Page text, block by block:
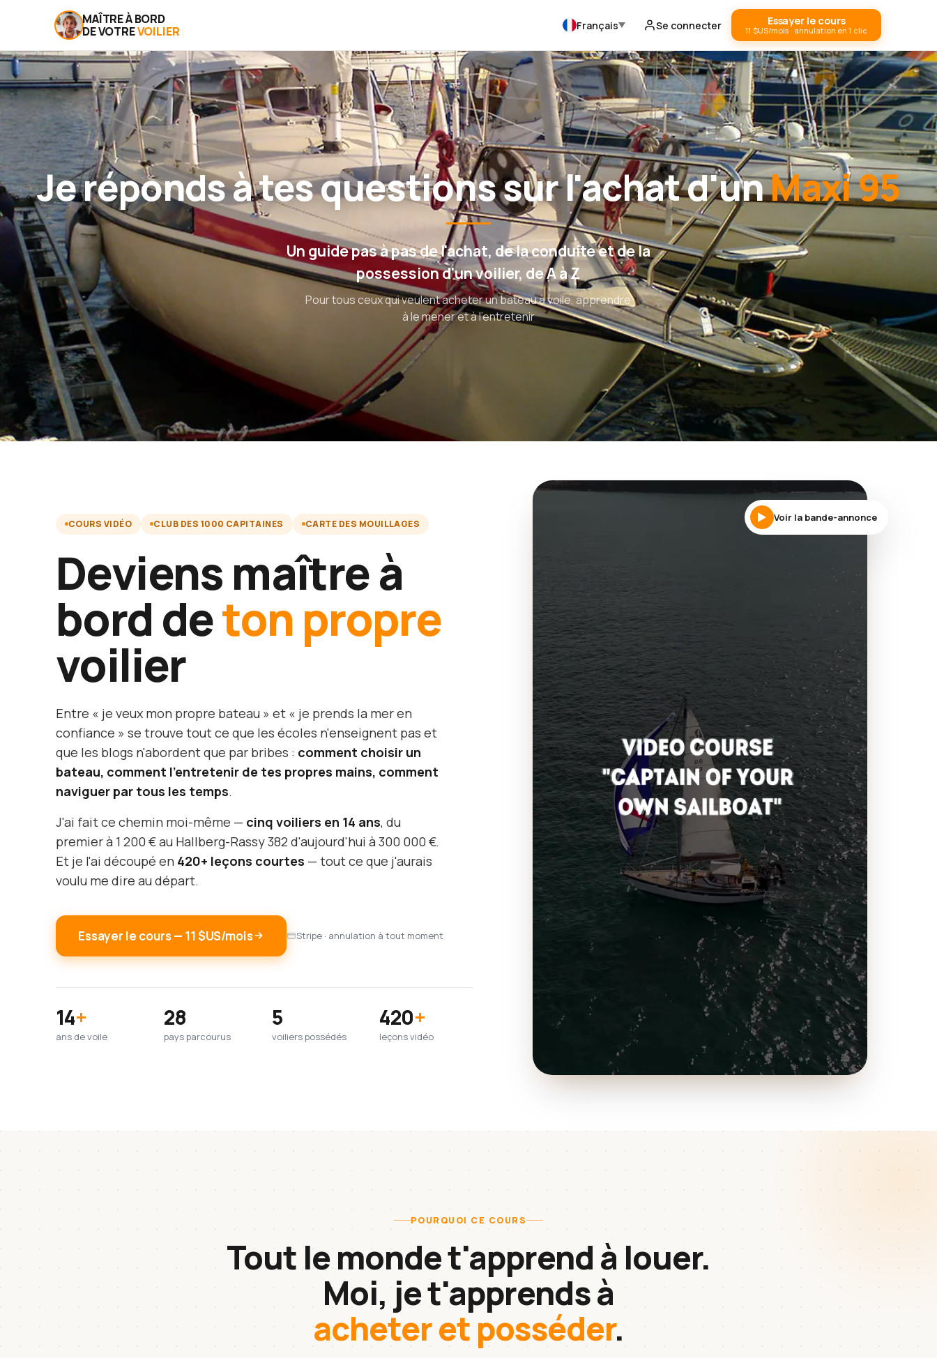
MAÎTRE À BORD
DE VOTREVOILIER Français Se connecter Essayer le cours
11 $US/mois · annulation en 1 clic
Je réponds à tes questions sur l'achat d'unMaxi 95
Un guide pas à pas de l'achat, de la conduite et de la
possession d'un voilier, de A à Z
Pour tous ceux qui veulent acheter un bateau à voile, apprendre
à le mener et à l'entretenir
COURS VIDÉO CLUB DES 1000 CAPITAINES CARTE DES MOUILLAGES
Deviens maître à
bord deton propre
voilier
Entre « je veux mon propre bateau » et « je prends la mer en
confiance » se trouve tout ce que les écoles n'enseignent pas et
que les blogs n'abordent que par bribes : comment choisir un
bateau, comment l'entretenir de tes propres mains, comment
naviguer par tous les temps.
J'ai fait ce chemin moi-même — cinq voiliers en 14 ans, du
premier à 1 200 € au Hallberg-Rassy 382 d'aujourd'hui à 300 000 €.
Et je l'ai découpé en 420+ leçons courtes — tout ce que j'aurais
voulu me dire au départ.
Essayer le cours — 11 $US/mois Stripe · annulation à tout moment
14+
ans de voile
28
pays parcourus
5
voiliers possédés
420+
leçons vidéo
Voir la bande-annonce
POURQUOI CE COURS
Tout le monde t'apprend à louer.
Moi, je t'apprends à
acheter et posséder.